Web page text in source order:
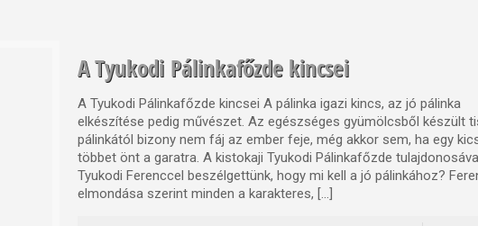
A Tyukodi Pálinkafőzde kincsei
A Tyukodi Pálinkafőzde kincsei A pálinka igazi kincs, az jó pálinka
elkészítése pedig művészet. Az egészséges gyümölcsből készült
pálinkától bizony nem fáj az ember feje, még akkor sem, ha egy
többet önt a garatra. A kistokaji Tyukodi Pálinkafőzde
Tyukodi Ferenccel beszélgettünk, hogy mi kell a jó pálinkához?
elmondása szerint minden a karakteres, […]